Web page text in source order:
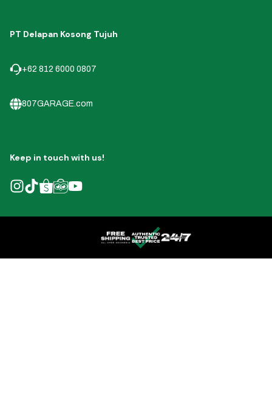
PT Delapan Kosong Tujuh
+62 812 6000 0807
807GARAGE.com
Keep in touch with us!